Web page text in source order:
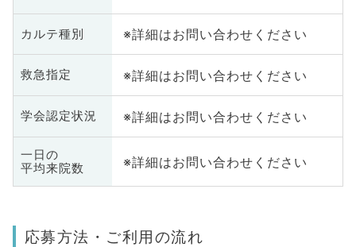
カルテ種別 ※詳細はお問い合わせください
救急指定 ※詳細はお問い合わせください
学会認定状況 ※詳細はお問い合わせください
一日の
平均来院数
※詳細はお問い合わせください
応募方法・ご利用の流れ